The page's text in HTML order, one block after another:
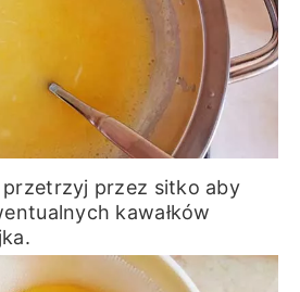
przez sitko aby
kawałków